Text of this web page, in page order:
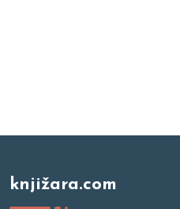
knjižara.com